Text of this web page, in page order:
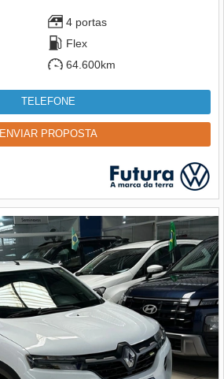
4 portas
Flex
64.600km
TELEFONE
ENVIAR PROPOSTA